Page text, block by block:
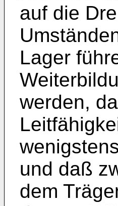
auf die
Lager
werden,
und daß
dem